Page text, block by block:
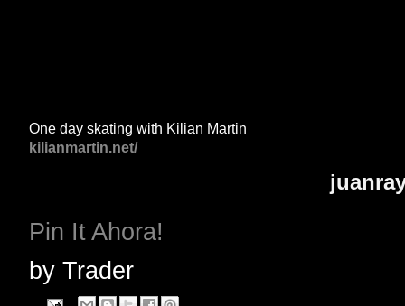
One day skating with Kilian Martin
kilianmartin.net/
Pin It Ahora!
by Trader